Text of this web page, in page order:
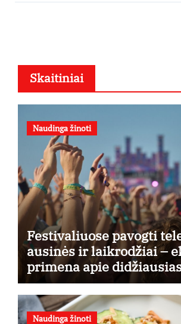
Skaitiniai
Naudinga žinoti
Festivaliuose pavogti
ausinės ir laikrodžiai –
primena apie
finansines rizikas
Naudinga žinoti